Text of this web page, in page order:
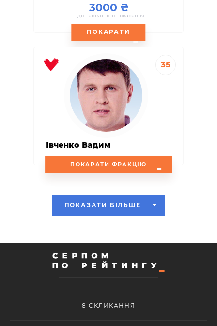
3000
до наступного покарання
ПОКАРАТИ
35
Івченко Вадим
ПОКАРАТИ ФРАКЦІЮ
ПОКАЗАТИ БІЛЬШЕ
8 СКЛИКАННЯ